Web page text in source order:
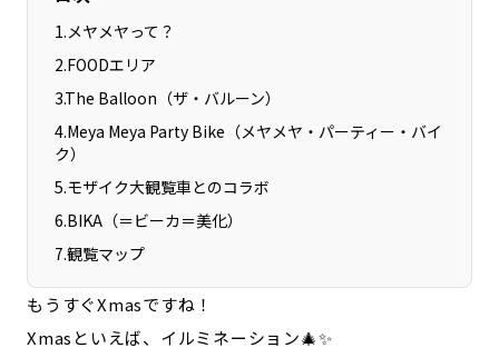
鳥取エリア
岡山エリア
山口エリア
徳島エリア
香川エリア
愛媛エリア
高知エリア
佐賀エリア
熊本エリア
沖縄エリア
1.メヤメヤって？
2.FOODエリア
3.The Balloon（ザ・バルーン）
4.Meya Meya Party Bike（メヤメヤ・パーティー・バイ
ク）
5.モザイク大観覧車とのコラボ
6.BIKA（＝ビーカ＝美化）
7.観覧マップ
もうすぐXmasですね！
Xmasといえば、イルミネーション🎄✨